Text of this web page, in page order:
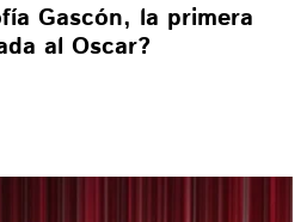
Gascón, la primera
al Oscar?